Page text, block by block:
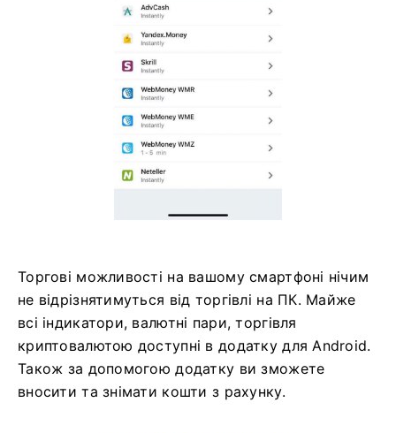
Торгові можливості на вашому смартфоні нічим
не відрізнятимуться від торгівлі на ПК. Майже
всі індикатори, валютні пари, торгівля
криптовалютою доступні в додатку для Android.
Також за допомогою додатку ви зможете
вносити та знімати кошти з рахунку.